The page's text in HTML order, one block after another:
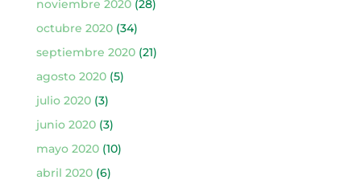
noviembre 2020(28)
octubre 2020(34)
septiembre 2020(21)
agosto 2020(5)
julio 2020(3)
junio 2020(3)
mayo 2020(10)
abril 2020(6)